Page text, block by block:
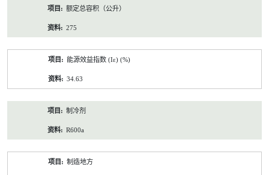
额定总容积（公升）
275
能源效益指数 (Iε) (%)
34.63
制冷剂
R600a
制造地方